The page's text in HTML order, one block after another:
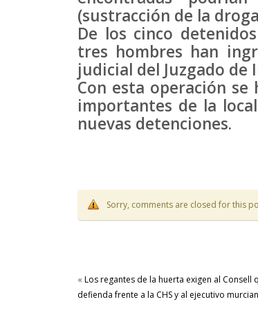
(sustracción de la
De los cinco
tres hombres han
judicial del Juzgado de
Con esta operación
importantes de la
nuevas detenciones.
Sorry, comments are closed for this
« Los regantes de la huerta exigen al Consell
defienda frente a la CHS y al ejecutivo